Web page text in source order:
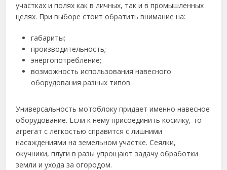
участках и полях как в личных, так и в промышленных
целях. При выборе стоит обратить внимание на:
габариты;
производительность;
энергопотребление;
возможность использования навесного
оборудования разных типов.
Универсальность мотоблоку придает именно навесное
оборудование. Если к нему присоединить косилку, то
агрегат с легкостью справится с лишними
насаждениями на земельном участке. Сеялки,
окучники, плуги в разы упрощают задачу обработки
земли и ухода за огородом.